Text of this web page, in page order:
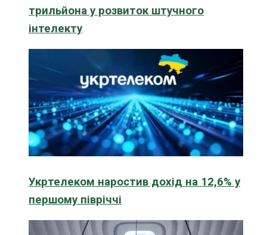
трильйона у розвиток штучного
інтелекту
Укртелеком наростив дохід на 12,6% у
першому півріччі